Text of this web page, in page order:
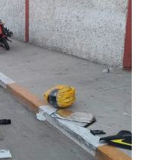
transexenal